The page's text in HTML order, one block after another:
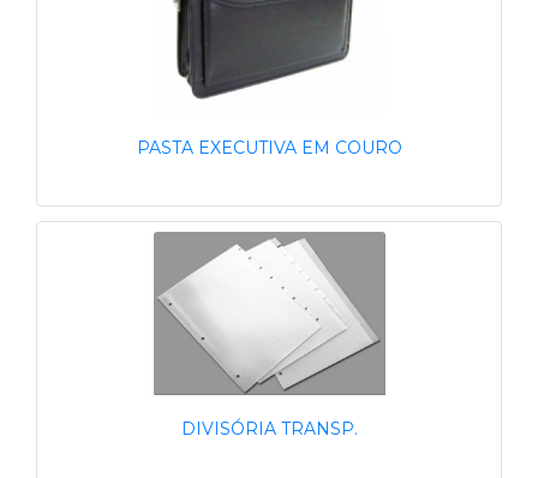
PASTA EXECUTIVA EM COURO
DIVISÓRIA TRANSP.